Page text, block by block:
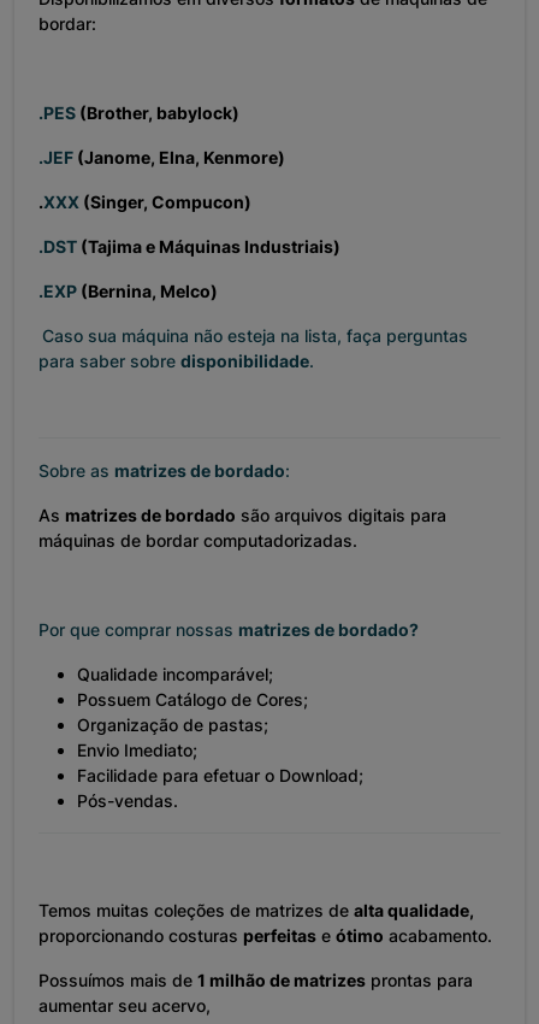
bordar:
.PES (Brother, babylock)
.JEF (Janome, Elna, Kenmore)
.XXX (Singer, Compucon)
.DST (Tajima e Máquinas Industriais)
.EXP (Bernina, Melco)
Caso sua máquina não esteja na lista, faça perguntas
para saber sobre disponibilidade.
Sobre as matrizes de bordado:
As matrizes de bordado são arquivos digitais para
máquinas de bordar computadorizadas.
Por que comprar nossas matrizes de bordado?
Qualidade incomparável;
Possuem Catálogo de Cores;
Organização de pastas;
Envio Imediato;
Facilidade para efetuar o Download;
Pós-vendas.
Temos muitas coleções de matrizes de alta qualidade,
proporcionando costuras perfeitas e ótimo acabamento.
Possuímos mais de 1 milhão de matrizes prontas para
aumentar seu acervo,